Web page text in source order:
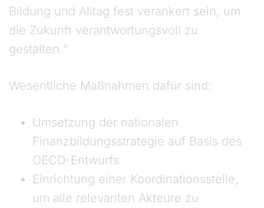
Bildung und Alltag fest verankert sein, um
die Zukunft verantwortungsvoll zu
gestalten.“
Wesentliche Maßnahmen dafür sind:
Umsetzung der nationalen
Finanzbildungsstrategie auf Basis des
OECD-Entwurfs
Einrichtung einer Koordinationsstelle,
um alle relevanten Akteure zu